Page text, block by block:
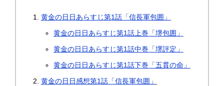
黄金の日日あらすじ第1話「信長軍包囲」
黄金の日日あらすじ第1話上巻「堺包囲」
黄金の日日あらすじ第1話中巻「堺評定」
黄金の日日あらすじ第1話下巻「五貫の命」
黄金の日日感想第1話「信長軍包囲」